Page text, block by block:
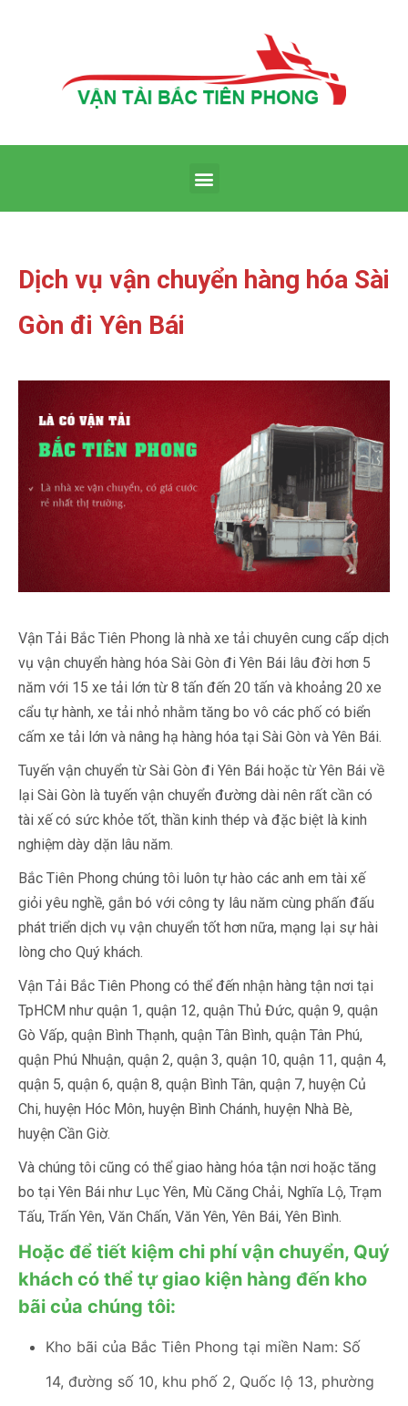
Dịch vụ vận chuyển hàng hóa Sài
Gòn đi Yên Bái
Vận Tải Bắc Tiên Phong là nhà xe tải chuyên cung cấp dịch
vụ vận chuyển hàng hóa Sài Gòn đi Yên Bái lâu đời hơn 5
năm với 15 xe tải lớn từ 8 tấn đến 20 tấn và khoảng 20 xe
cẩu tự hành, xe tải nhỏ nhằm tăng bo vô các phố có biển
cấm xe tải lớn và nâng hạ hàng hóa tại Sài Gòn và Yên Bái.
Tuyến vận chuyển từ Sài Gòn đi Yên Bái hoặc từ Yên Bái về
lại Sài Gòn là tuyến vận chuyển đường dài nên rất cần có
tài xế có sức khỏe tốt, thần kinh thép và đặc biệt là kinh
nghiệm dày dặn lâu năm.
Bắc Tiên Phong chúng tôi luôn tự hào các anh em tài xế
giỏi yêu nghề, gắn bó với công ty lâu năm cùng phấn đấu
phát triển dịch vụ vận chuyển tốt hơn nữa, mạng lại sự hài
lòng cho Quý khách.
Vận Tải Bắc Tiên Phong có thể đến nhận hàng tận nơi tại
TpHCM như quận 1, quận 12, quận Thủ Đức, quận 9, quận
Gò Vấp, quận Bình Thạnh, quận Tân Bình, quận Tân Phú,
quận Phú Nhuận, quận 2, quận 3, quận 10, quận 11, quận 4,
quận 5, quận 6, quận 8, quận Bình Tân, quận 7, huyện Củ
Chi, huyện Hóc Môn, huyện Bình Chánh, huyện Nhà Bè,
huyện Cần Giờ.
Và chúng tôi cũng có thể giao hàng hóa tận nơi hoặc tăng
bo tại Yên Bái như Lục Yên, Mù Căng Chải, Nghĩa Lộ, Trạm
Tấu, Trấn Yên, Văn Chấn, Văn Yên, Yên Bái, Yên Bình.
Hoặc để tiết kiệm chi phí vận chuyển, Quý
khách có thể tự giao kiện hàng đến kho
bãi của chúng tôi:
Kho bãi của Bắc Tiên Phong tại miền Nam: Số
14, đường số 10, khu phố 2, Quốc lộ 13, phường